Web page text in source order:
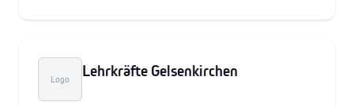
Logo Lehrkräfte Gelsenkirchen